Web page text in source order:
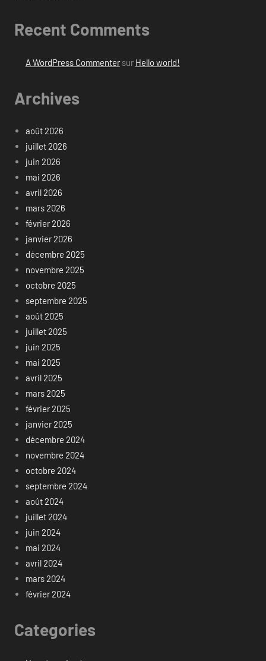
Recent Comments
A WordPress Commentersur Hello world!
Archives
août 2026
juillet 2026
juin 2026
mai 2026
avril 2026
mars 2026
février 2026
janvier 2026
décembre 2025
novembre 2025
octobre 2025
septembre 2025
août 2025
juillet 2025
juin 2025
mai 2025
avril 2025
mars 2025
février 2025
janvier 2025
décembre 2024
novembre 2024
octobre 2024
septembre 2024
août 2024
juillet 2024
juin 2024
mai 2024
avril 2024
mars 2024
février 2024
Categories